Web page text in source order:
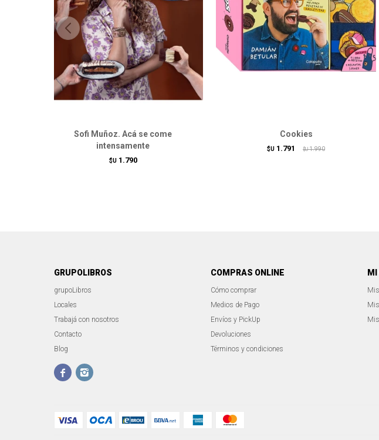
Sofi Muñoz. Acá se come
intensamente
$U 1.790
Cookies
$U 1.791 $U 1.990
GRUPOLIBROS
grupoLibros
Locales
Trabajá con nosotros
Contacto
Blog
 
COMPRAS ONLINE
Cómo comprar
Medios de Pago
Envíos y PickUp
Devoluciones
Términos y condiciones